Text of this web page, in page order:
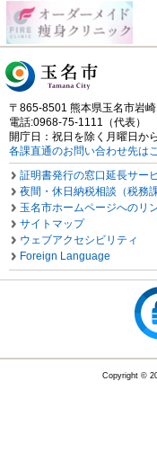
〒865-8501 熊本県玉名市岩
電話:0968-75-1111（代表）
開庁日：祝日を除く月曜日か
各課直通のお問い合わせ先は
証明書発行の窓口延長サー
夜間・休日納税相談（税務課
玉名市ホームページへのリ
サイトマップ
ウェブアクセシビリティ
Foreign Language
Copyright ©